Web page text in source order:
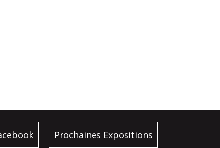
Prochaines Expositions